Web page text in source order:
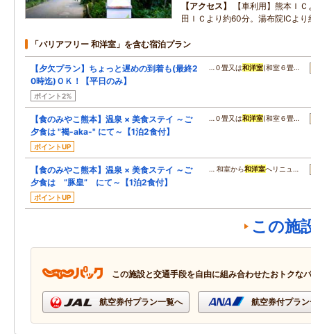
アクセス
【車利用】熊本Ｉ
田ＩＣより約60分。湯布院ICよ
「バリアフリー 和洋室」を含む宿泊プラン
【夕欠プラン】ちょっと遅めの到着も(最終2
0時迄)ＯＫ！【平日のみ】
ポイント2%
…０畳又は和洋室(和室６畳…
【食のみやこ熊本】温泉 × 美食ステイ ～ご
夕食は "褐-aka-" にて～【1泊2食付】
ポイントUP
…０畳又は和洋室(和室６畳…
【食のみやこ熊本】温泉 × 美食ステイ ～ご
夕食は ”豚皇” にて～【1泊2食付】
ポイントUP
… 和室から和洋室へリニュ…
この施
この施設と交通手段を自由に組み合わせたおトクな
航空券付プラン一覧へ 航空券付プラ